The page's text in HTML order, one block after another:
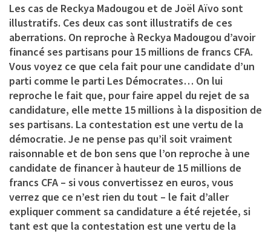
Les cas de Reckya Madougou et de Joël Aïvo sont
illustratifs. Ces deux cas sont illustratifs de ces
aberrations. On reproche à Reckya Madougou d’avoir
financé ses partisans pour 15 millions de francs CFA.
Vous voyez ce que cela fait pour une candidate d’un
parti comme le parti Les Démocrates… On lui
reproche le fait que, pour faire appel du rejet de sa
candidature, elle mette 15 millions à la disposition de
ses partisans. La contestation est une vertu de la
démocratie. Je ne pense pas qu’il soit vraiment
raisonnable et de bon sens que l’on reproche à une
candidate de financer à hauteur de 15 millions de
francs CFA – si vous convertissez en euros, vous
verrez que ce n’est rien du tout – le fait d’aller
expliquer comment sa candidature a été rejetée, si
tant est que la contestation est une vertu de la